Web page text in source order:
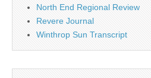
North End Regional Review
Revere Journal
Winthrop Sun Transcript